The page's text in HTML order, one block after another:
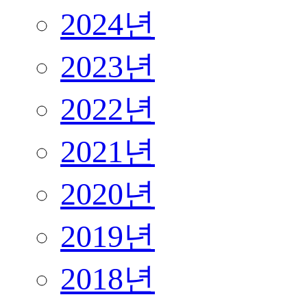
2024년
2023년
2022년
2021년
2020년
2019년
2018년